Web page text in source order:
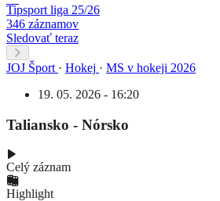
Tipsport liga 25/26
346 záznamov
Sledovať teraz
JOJ Šport · Hokej · MS v hokeji 2026
19. 05. 2026 - 16:20
Taliansko - Nórsko
Celý záznam
Highlight